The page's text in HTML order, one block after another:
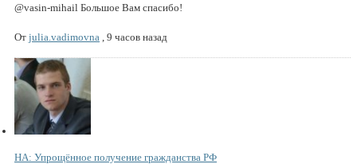
@vasin-mihail Большое Вам спасибо!
От julia.vadimovna 9 часов назад
НА: Упрощённое получение гражданства РФ